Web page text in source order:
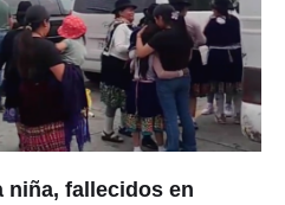
niña, fallecidos en